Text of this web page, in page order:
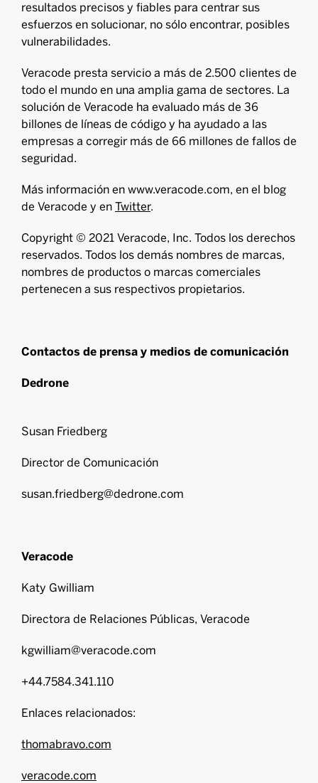
resultados precisos y fiables para centrar sus
esfuerzos en solucionar, no sólo encontrar, posibles
vulnerabilidades.
Veracode presta servicio a más de 2.500 clientes de
todo el mundo en una amplia gama de sectores. La
solución de Veracode ha evaluado más de 36
billones de líneas de código y ha ayudado a las
empresas a corregir más de 66 millones de fallos de
seguridad.
Más información en www.veracode.com, en el blog
de Veracode y en Twitter.
Copyright © 2021 Veracode, Inc. Todos los derechos
reservados. Todos los demás nombres de marcas,
nombres de productos o marcas comerciales
pertenecen a sus respectivos propietarios.
Contactos de prensa y medios de comunicación
Dedrone
Susan Friedberg
Director de Comunicación
susan.friedberg@dedrone.com
Veracode
Katy Gwilliam
Directora de Relaciones Públicas, Veracode
kgwilliam@veracode.com
+44.7584.341.110
Enlaces relacionados:
thomabravo.com
veracode.com